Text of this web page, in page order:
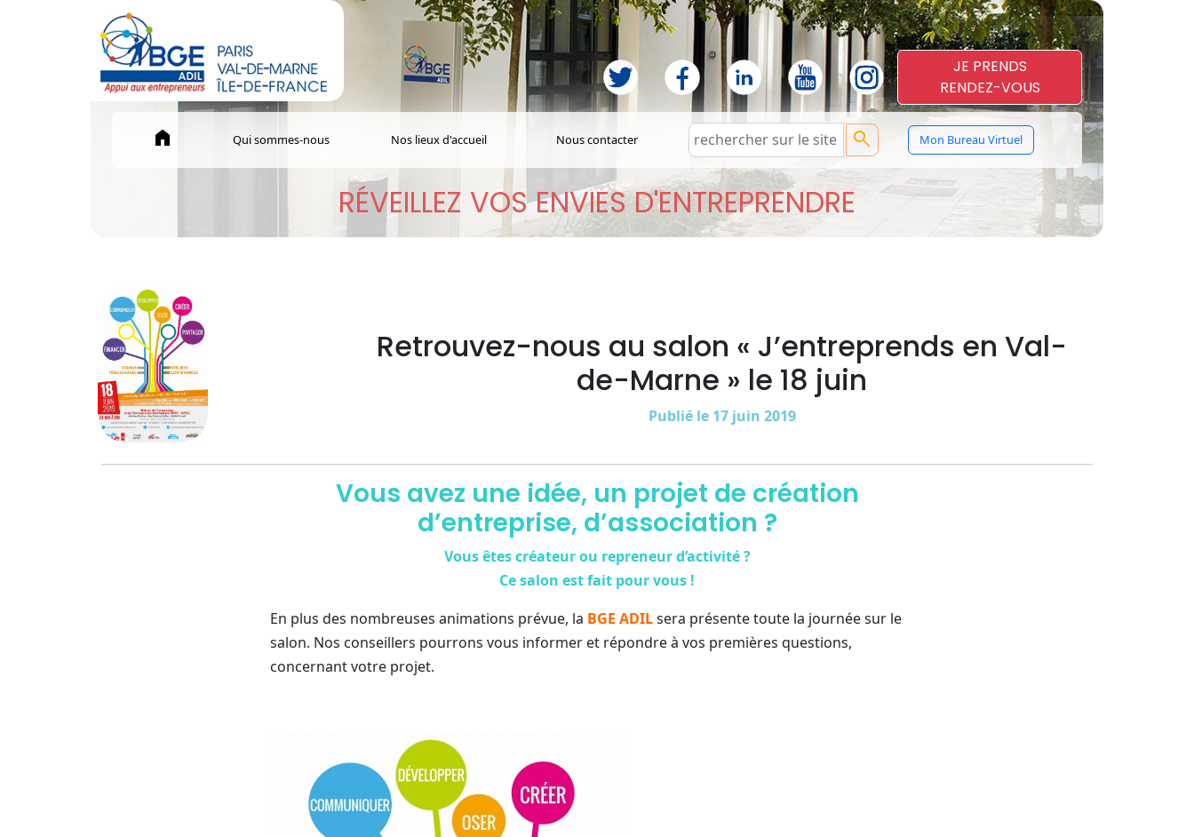
JE PRENDS
RENDEZ-VOUS
home Qui sommes-nous Nos lieux d'accueil Nous contacter search Mon Bureau Virtuel
RÉVEILLEZ VOS ENVIES D'ENTREPRENDRE
Retrouvez-nous au salon « J’entreprends en Val-
de-Marne » le 18 juin
Publié le 17 juin 2019
Vous avez une idée, un projet de création
d’entreprise, d’association ?
Vous êtes créateur ou repreneur d’activité ?
Ce salon est fait pour vous !
En plus des nombreuses animations prévue, la BGE ADILsera présente toute la journée sur le
salon. Nos conseillers pourrons vous informer et répondre à vos premières questions,
concernant votre projet.